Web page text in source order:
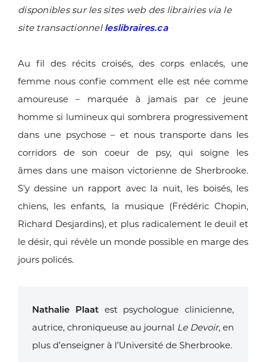
disponibles sur les sites web des librairies via le
site transactionnelleslibraires.ca
Au fil des récits croisés, des corps enlacés, une
femme nousconfie comment elle est née comme
amoureuse – marquée à jamais par ce jeune
homme si lumineux qui sombrera progressivement
dans une psychose – et nous transportedans les
corridors de son coeur de psy, qui soigne les
âmes dans une maison victorienne de Sherbrooke.
S’y dessine un rapport avec la nuit, les boisés, les
chiens, les enfants, la musique (Frédéric Chopin,
Richard Desjardins), et plus radicalement le deuil et
le désir, qui révèle un monde possible en marge des
jours policés.
Nathalie Plaat est psychologue clinicienne,
autrice, chroniqueuse au journal Le Devoir, en
plus d’enseigner à l’Université de Sherbrooke.